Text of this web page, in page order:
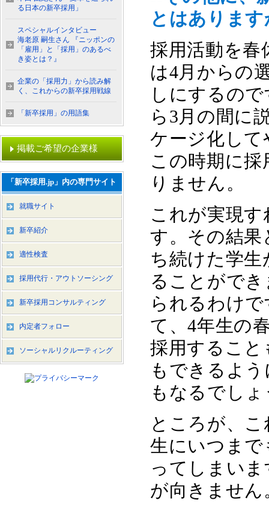
とはあります
採用活動を春
は4月からの
しにするの
ら3月の間に
ケージ化し
この時期に
りません。
これが実現
す。その結果
ち続けた学生
ることがで
られるわけ
て、4年生の
採用すること
もできるよ
もなるでしょ
ところが、
生にいつま
ってしまい
が向きません
る日本の新卒採用」
スペシャルインタビュー
海老原 嗣生さん 『ニッポンの
「雇用」と「採用」のあるべ
き姿とは？』
企業の「採用力」から読み解
く、これからの新卒採用戦線
「新卒採用」の用語集
掲載ご希望の企業様
「新卒採用.jp」内の専門サイト
就職サイト
新卒紹介
適性検査
採用代行・アウトソーシング
新卒採用コンサルティング
内定者フォロー
ソーシャルリクルーティング